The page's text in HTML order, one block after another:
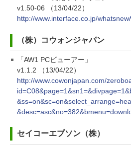
v1.50-06 （13/04/22）
http://www.interface.co.jp/
（株）コウォンジャパン
「AW1 PCビューアー」
v1.1.2 （13/04/22）
http://www.cowonjapan.com/
セイコーエプソン（株）